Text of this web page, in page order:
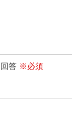
回答 ※必須